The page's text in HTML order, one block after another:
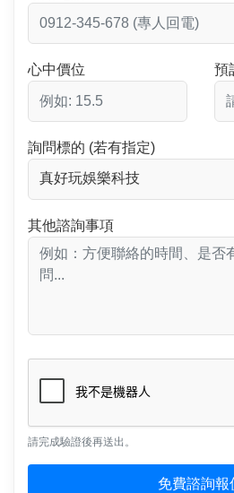
心中價位
預
詢問標的 (若有指定)
其他諮詢事項
請完成驗證後再送出。
免費諮詢報